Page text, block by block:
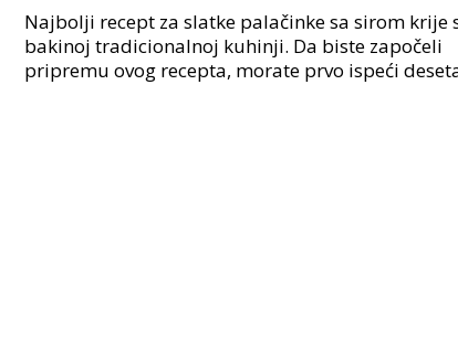
Najbolji recept za slatke palačinke sa sirom krije
bakinoj tradicionalnoj kuhinji. Da biste započeli
pripremu ovog recepta, morate prvo ispeći